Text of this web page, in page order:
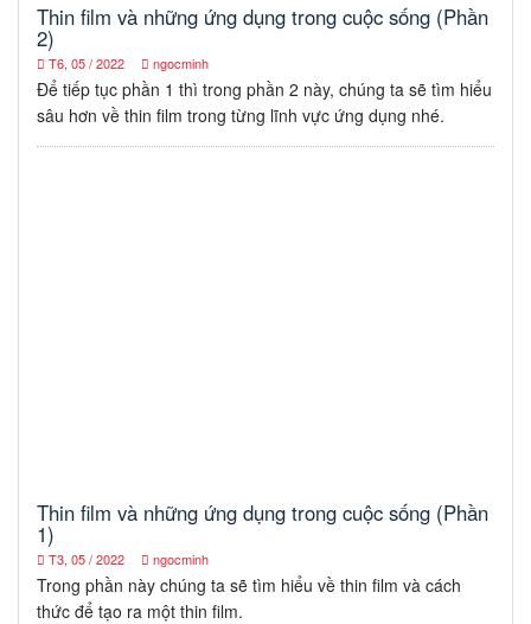
Thin film và những ứng dụng trong cuộc sống (Phần
2)
T6, 05 / 2022 ngocminh
Để tiếp tục phần 1 thì trong phần 2 này, chúng ta sẽ tìm hiểu
sâu hơn về thin film trong từng lĩnh vực ứng dụng nhé.
Thin film và những ứng dụng trong cuộc sống (Phần
1)
T3, 05 / 2022 ngocminh
Trong phần này chúng ta sẽ tìm hiểu về thin film và cách
thức để tạo ra một thin film.